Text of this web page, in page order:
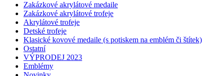
Zakázkové akrylátové medaile
Zakázkové akrylátové trofeje
Akrylátové trofeje
Detské trofeje
Klasické kovové medaile (s potiskem na emblém či štítek)
Ostatní
VÝPRODEJ 2023
Emblémy